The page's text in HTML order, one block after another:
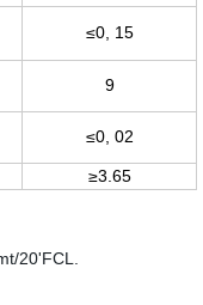
≤0, 15
9
≤0, 02
≥3.65
20'FCL.